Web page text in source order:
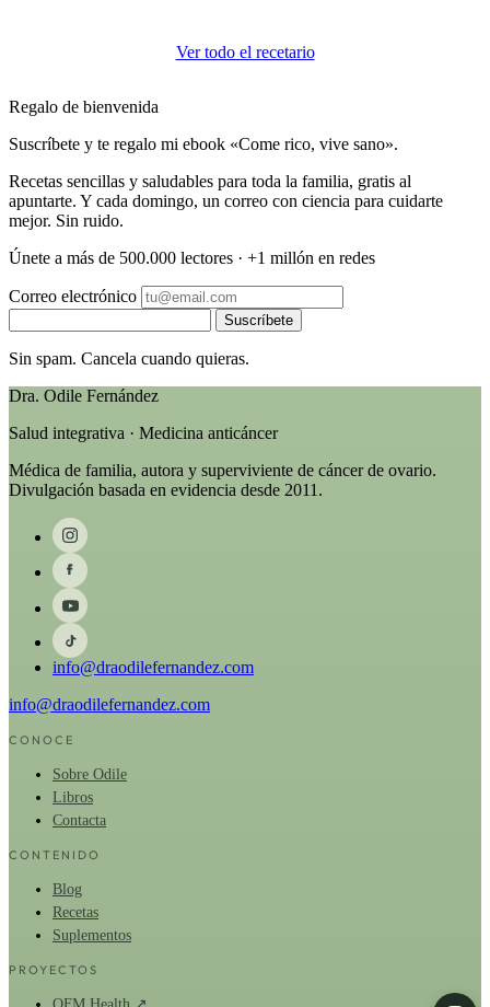
Ver todo el recetario
Regalo de bienvenida
Suscríbete y te regalo mi ebook «Come rico, vive sano».
Recetas sencillas y saludables para toda la familia, gratis al
apuntarte. Y cada domingo, un correo con ciencia para cuidarte
mejor. Sin ruido.
Únete a más de 500.000 lectores · +1 millón en redes
Correo electrónico
Suscríbete
Sin spam. Cancela cuando quieras.
Dra. Odile Fernández
Salud integrativa · Medicina anticáncer
Médica de familia, autora y superviviente de cáncer de ovario.
Divulgación basada en evidencia desde 2011.
info@draodilefernandez.com
info@draodilefernandez.com
CONOCE
Sobre Odile
Libros
Contacta
CONTENIDO
Blog
Recetas
Suplementos
PROYECTOS